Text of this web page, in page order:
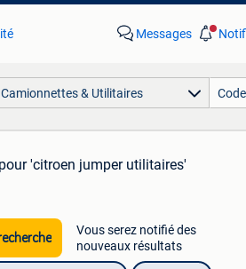
Messages
Camionnettes & Utilitaires
pour 'citroen jumper utilitaires'
Vous serez notifié des
nouveaux résultats